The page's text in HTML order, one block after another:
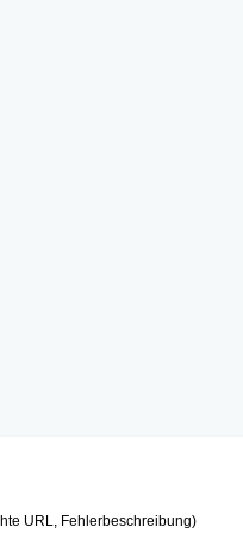
URL, Fehlerbeschreibung)